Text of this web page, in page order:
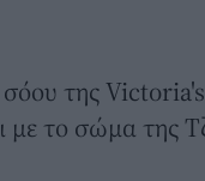
της
με το σώμα της